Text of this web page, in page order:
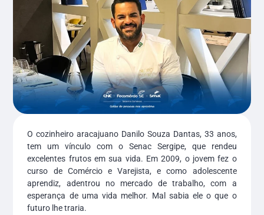
O cozinheiro aracajuano Danilo Souza Dantas, 33 anos,
tem um vínculo com o Senac Sergipe, que rendeu
excelentes frutos em sua vida. Em 2009, o jovem fez o
curso de Comércio e Varejista, e como adolescente
aprendiz, adentrou no mercado de trabalho, com a
esperança de uma vida melhor. Mal sabia ele o que o
futuro lhe traria.